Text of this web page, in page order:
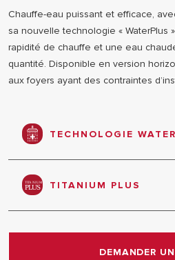
Chauffe-eau puissant et efficace,
sa nouvelle technologie « WaterPlus
rapidité de chauffe et une eau
quantité. Disponible en version
aux foyers ayant des contraintes
TECHNOLOGIE
La nouvelle technologie
d’eau dans la cuve le
d’eau chaude pour obtenir
TITANIUM PLUS
Revêtement de la cuve en
DEMANDER